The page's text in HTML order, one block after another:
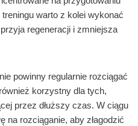
warto z kolei wykonać
regeneracji i zmniejsza
powinny regularnie rozciągać
korzystny dla tych,
przez dłuższy czas. W ciągu
na rozciąganie, aby złagodzić